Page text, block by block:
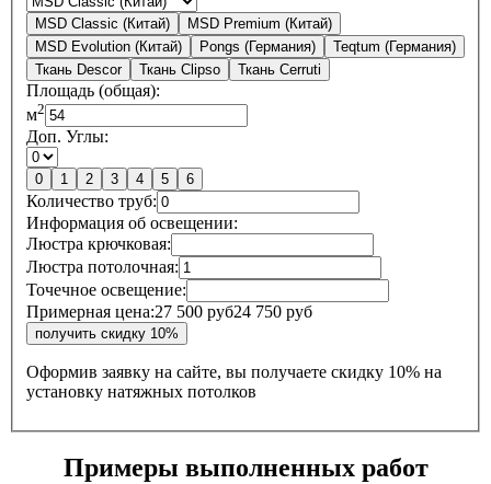
MSD Classic (Китай)
MSD Premium (Китай)
MSD Evolution (Китай)
Pongs (Германия)
Teqtum (Германия)
Ткань Descor
Ткань Clipso Ткань Cerruti
Площадь (общая):
м2
Доп. Углы:
0 1 2 3 4 5 6
Количество труб:
Информация об освещении:
Люстра крючковая:
Люстра потолочная:
Точечное освещение:
Примерная цена:27 500 руб24 750 руб
Оформив заявку на сайте, вы получаете скидку 10% на
установку натяжных потолков
Примеры выполненных работ